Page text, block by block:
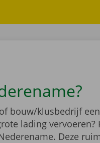
bouw/klusbedrijf
lading vervoeren?
Deze